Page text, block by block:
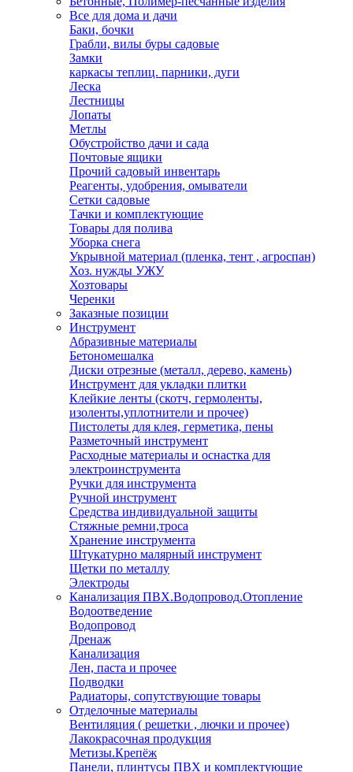
Все для дома и дачи
Баки, бочки
Грабли, вилы буры садовые
Замки
каркасы теплиц. парники, дуги
Леска
Лестницы
Лопаты
Метлы
Обустройство дачи и сада
Почтовые ящики
Прочий садовый инвентарь
Реагенты, удобрения, омыватели
Сетки садовые
Тачки и комплектующие
Товары для полива
Уборка снега
Укрывной материал (пленка, тент , агроспан)
Хоз. нужды УЖУ
Хозтовары
Черенки
Заказные позиции
Инструмент
Абразивные материалы
Бетономешалка
Диски отрезные (металл, дерево, камень)
Инструмент для укладки плитки
Клейкие ленты (скотч, гермоленты,
изоленты,уплотнители и прочее)
Пистолеты для клея, герметика, пены
Разметочный инструмент
Расходные материалы и оснастка для
электроинструмента
Ручки для инструмента
Ручной инструмент
Средства индивидуальной защиты
Стяжные ремни,троса
Хранение инструмента
Штукатурно малярный инструмент
Щетки по металлу
Электроды
Канализация ПВХ.Водопровод.Отопление
Водоотведение
Водопровод
Дренаж
Канализация
Лен, паста и прочее
Подводки
Радиаторы, сопутствующие товары
Отделочные материалы
Вентиляция ( решетки , лючки и прочее)
Лакокрасочная продукция
Метизы.Крепёж
Панели, плинтусы ПВХ и комплектующие